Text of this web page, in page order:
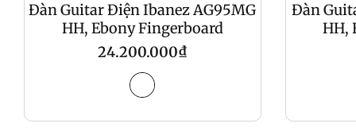
Đàn Guitar Điện Ibanez AG95MG
HH, Ebony Fingerboard
Regular
price
24.200.000₫
Đàn
HH,